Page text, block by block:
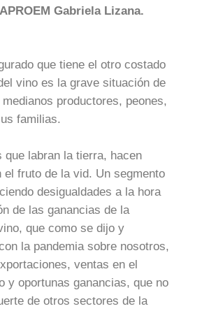
Gabriela Lizana.
que tiene el otro costado
vino es la grave situación de
productores, peones,
familias.
que labran la tierra, hacen
el fruto de la vid. Un segmento
desigualdades a la hora
de las ganancias de la
que como se dijo y
la pandemia sobre nosotros,
ventas en el
y oportunas ganancias, que no
de otros sectores de la